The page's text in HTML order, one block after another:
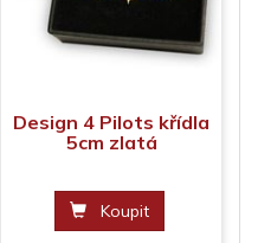
Design 4 Pilots křídla
5cm zlatá
Koupit